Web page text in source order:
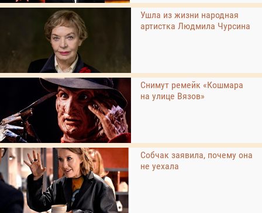
Ушла из жизни народная
артистка Людмила Чурсина
Снимут ремейк «Кошмара
на улице Вязов»
Собчак заявила, почему она
не уехала